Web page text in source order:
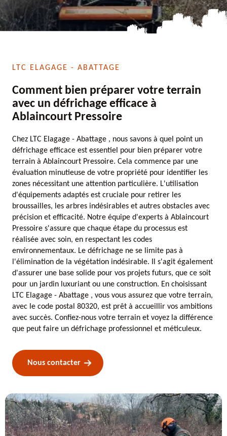
LTC ELAGAGE - ABATTAGE
Comment bien préparer votre terrain
avec un défrichage efficace à
Ablaincourt Pressoire
Chez LTC Elagage - Abattage , nous savons à quel point un
défrichage efficace est essentiel pour bien préparer votre
terrain à Ablaincourt Pressoire. Cela commence par une
évaluation minutieuse de votre propriété pour identifier les
zones nécessitant une attention particulière. L'utilisation
d'équipements adaptés est cruciale pour retirer les
broussailles, les arbres indésirables et autres obstacles avec
précision et efficacité. Notre équipe d'experts à Ablaincourt
Pressoire s'assure que chaque étape du processus est
réalisée avec soin, en respectant les codes
environnementaux. Le défrichage ne se limite pas à
l'élimination de la végétation indésirable. Il s'agit également
d'assurer une base solide pour vos projets futurs, que ce soit
pour un jardin luxuriant ou une construction. En choisissant
LTC Elagage - Abattage , vous vous assurez que votre terrain,
avec le code postal 80320, est prêt à accueillir vos ambitions
avec succès. Confiez-nous votre terrain et voyez la différence
que peut faire un défrichage professionnel et méticuleux.
Nous contacter